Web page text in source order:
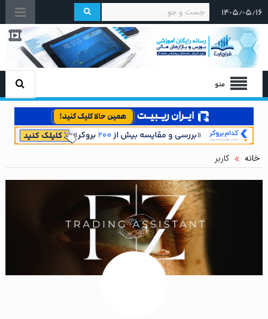
۱۴۰۵/۰۵/۱۶
منو
خانه کاربر